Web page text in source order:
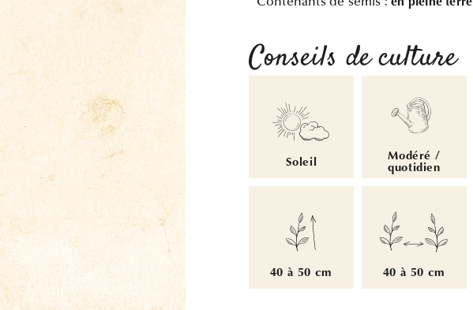
Conseils de culture
Soleil
Modéré /
quotidien
40 à 50 cm 40 à 50 cm